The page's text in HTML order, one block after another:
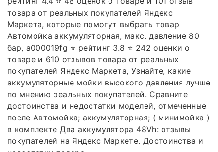
товара от реальных покупателей Яндекс
Маркета, которые помогут выбрать товар
Автомойка аккумуляторная, макс. давление 80
бар, a000019fg ⭐️ рейтинг 3.8 ⭐️ 242 оценки о
товаре и 610 отзывов товара от реальных
покупателей Яндекс Маркета, Узнайте, какие
аккумуляторные мойки высокого давления лучше
по мнению реальных покупателей. Сравните
достоинства и недостатки моделей, отмеченные
после Автомойка; аккумуляторная; ( минимойка )
в комплекте Два аккумулятора 48Vh: отзывы
покупателей на Яндекс Маркете. Достоинства и